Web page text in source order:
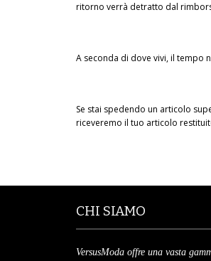
ritorno verrà detratto dal
A seconda di dove vivi, il tempo
Se stai spedendo un articolo
riceveremo il tuo articolo
CHI SIAMO
VersusModa offre una vasta